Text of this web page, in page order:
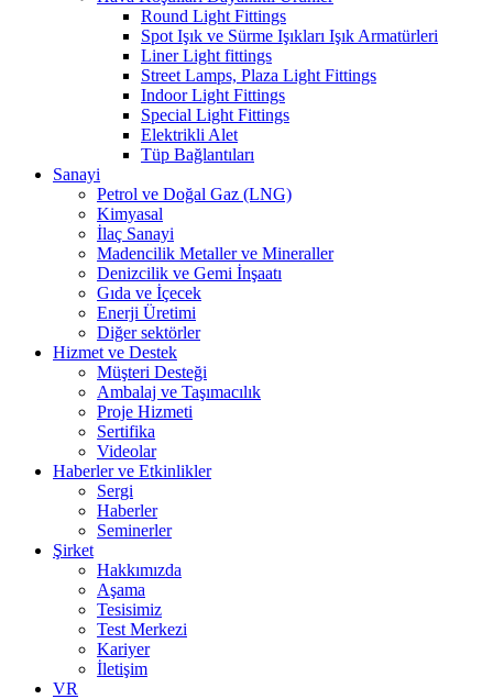
Round Light Fittings
Spot Işık ve Sürme Işıkları Işık Armatürleri
Liner Light fittings
Street Lamps, Plaza Light Fittings
Indoor Light Fittings
Special Light Fittings
Elektrikli Alet
Tüp Bağlantıları
Sanayi
Petrol ve Doğal Gaz (LNG)
Kimyasal
İlaç Sanayi
Madencilik Metaller ve Mineraller
Denizcilik ve Gemi İnşaatı
Gıda ve İçecek
Enerji Üretimi
Diğer sektörler
Hizmet ve Destek
Müşteri Desteği
Ambalaj ve Taşımacılık
Proje Hizmeti
Sertifika
Videolar
Haberler ve Etkinlikler
Sergi
Haberler
Seminerler
Şirket
Hakkımızda
Aşama
Tesisimiz
Test Merkezi
Kariyer
İletişim
VR